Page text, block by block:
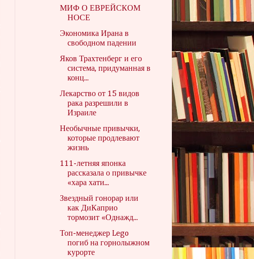
МИФ О ЕВРЕЙСКОМ
НОСЕ
Экономика Ирана в
свободном падении
Яков Трахтенберг и его
система, придуманная в
конц...
Лекарство от 15 видов
рака разрешили в
Израиле
Необычные привычки,
которые продлевают
жизнь
111-летняя японка
рассказала о привычке
«хара хати...
Звездный гонорар или
как ДиКаприо
тормозит «Однажд...
Топ-менеджер Lego
погиб на горнолыжном
курорте